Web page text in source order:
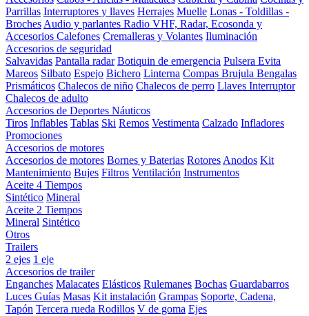
Parrillas Interruptores y llaves Herrajes Muelle Lonas - Toldillas -
Broches Audio y parlantes Radio VHF, Radar, Ecosonda y
Accesorios Calefones Cremalleras y Volantes Iluminación
Accesorios de seguridad
Salvavidas Pantalla radar Botiquin de emergencia Pulsera Evita
Mareos Silbato Espejo Bichero Linterna Compas Brujula Bengalas
Prismáticos Chalecos de niño Chalecos de perro Llaves Interruptor
Chalecos de adulto
Accesorios de Deportes Náuticos
Tiros Inflables Tablas Ski Remos Vestimenta Calzado Infladores
Promociones
Accesorios de motores
Accesorios de motores Bornes y Baterias Rotores Anodos Kit
Mantenimiento Bujes Filtros Ventilación Instrumentos
Aceite 4 Tiempos
Sintético Mineral
Aceite 2 Tiempos
Mineral Sintético
Otros
Trailers
2 ejes 1 eje
Accesorios de trailer
Enganches Malacates Elásticos Rulemanes Bochas Guardabarros
Luces Guías Masas Kit instalación Grampas Soporte, Cadena,
Tapón Tercera rueda Rodillos V de goma Ejes